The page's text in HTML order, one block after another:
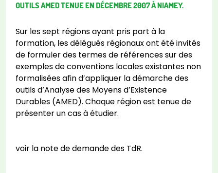
OUTILS AMED TENUE EN DÉCEMBRE 2007 À NIAMEY.
Sur les sept régions ayant pris part à la
formation, les délégués régionaux ont été invités
de formuler des termes de références sur des
exemples de conventions locales existantes non
formalisées afin d’appliquer la démarche des
outils d’Analyse des Moyens d’Existence
Durables (AMED). Chaque région est tenue de
présenter un cas à étudier.
voir la note de demande des TdR.